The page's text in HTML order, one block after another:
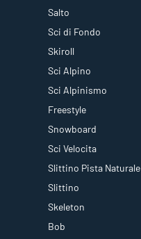
Salto
Sci di Fondo
Skiroll
Sci Alpino
Sci Alpinismo
Freestyle
Snowboard
Sci Velocita
Slittino Pista Naturale
Slittino
Skeleton
Bob